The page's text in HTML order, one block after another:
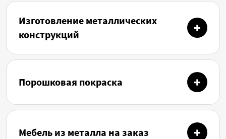
Изготовление металлических
конструкций
Порошковая покраска
Мебель из металла на заказ